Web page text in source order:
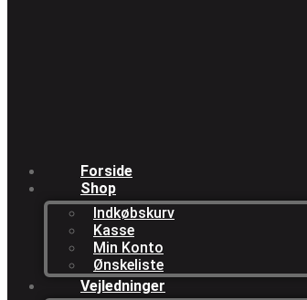
Forside
Shop
Indkøbskurv
Kasse
Min Konto
Ønskeliste
Vejledninger